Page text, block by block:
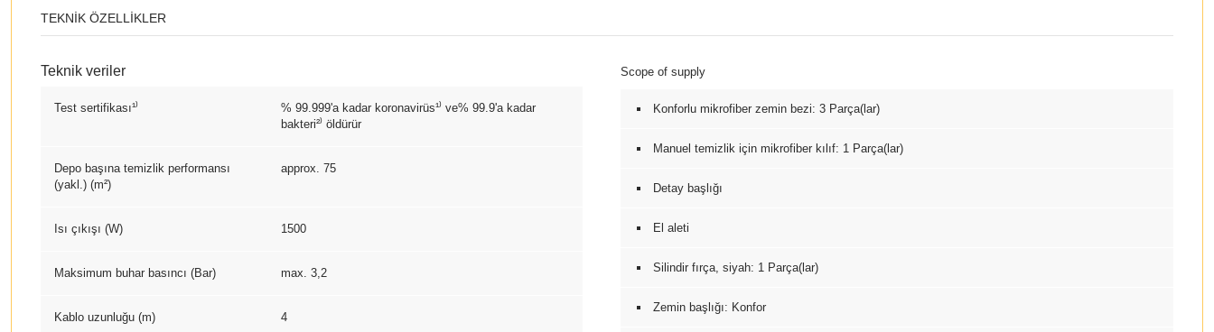
TEKNIK ÖZELLIKLER
Teknik veriler
Test sertifikası¹⁾
% 99.999'a kadar koronavirüs¹⁾ ve% 99.9'a kadar
bakteri²⁾ öldürür
Depo başına temizlik performansı
(yakl.) (m²)
approx. 75
Isı çıkışı (W) 1500
Maksimum buhar basıncı (Bar) max. 3,2
Kablo uzunluğu (m) 4
Scope of supply
Konforlu mikrofiber zemin bezi: 3 Parça(lar)
Manuel temizlik için mikrofiber kılıf: 1 Parça(lar)
Detay başlığı
El aleti
Silindir fırça, siyah: 1 Parça(lar)
Zemin başlığı: Konfor